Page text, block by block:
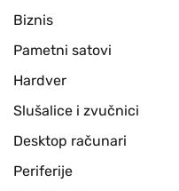
Biznis
Pametni satovi
Hardver
Slušalice i zvučnici
Desktop računari
Periferije